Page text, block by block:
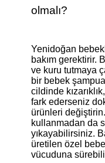
olmalı?
Yenidoğan
bakım gerektirir.
ve kuru tutmaya
bir bebek
cildinde
fark ederseniz
ürünleri
kullanmadan da
yıkayabilirsiniz.
üretilen özel
vücuduna